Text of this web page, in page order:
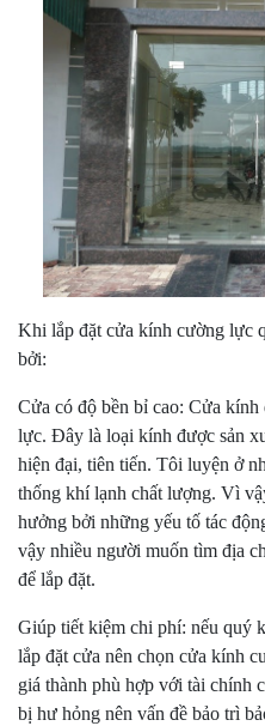
Khi lắp đặt cửa kính cường lực
bởi:
Cửa có độ bền bỉ cao: Cửa
lực. Đây là loại kính được sản
hiện đại, tiên tiến. Tôi luyện ở
thống khí lạnh chất lượng. Vì
hưởng bởi những yếu tố tác
vậy nhiều người muốn tìm địa
để lắp đặt.
Giúp tiết kiệm chi phí: nếu quý
lắp đặt cửa nên chọn cửa kính
giá thành phù hợp với tài chính
bị hư hỏng nên vấn đề bảo trì